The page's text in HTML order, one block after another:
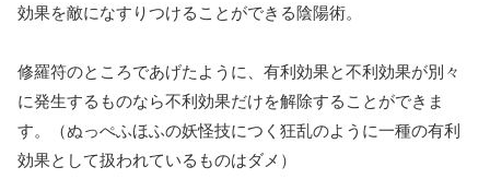
効果を敵になすりつけることができる陰陽術。
修羅符のところであげたように、有利効果と不利効果が別々
に発生するものなら不利効果だけを解除することができま
す。（ぬっぺふほふの妖怪技につく狂乱のように一種の有利
効果として扱われているものはダメ）